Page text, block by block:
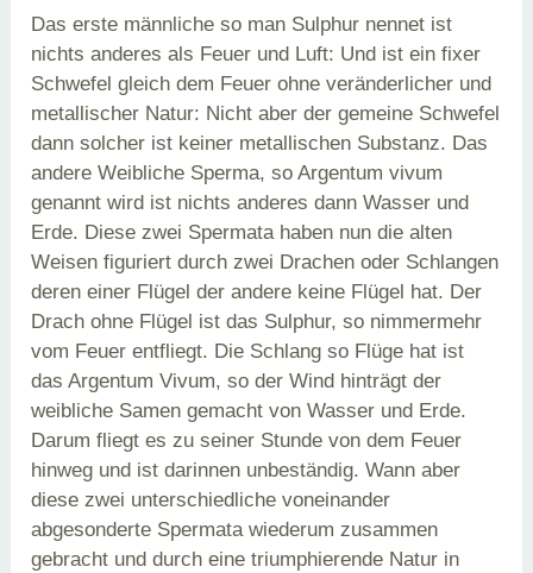
Das erste männliche so man Sulphur nennet ist
nichts anderes als Feuer und Luft: Und ist ein fixer
Schwefel gleich dem Feuer ohne veränderlicher und
metallischer Natur: Nicht aber der gemeine Schwefel
dann solcher ist keiner metallischen Substanz. Das
andere Weibliche Sperma, so Argentum vivum
genannt wird ist nichts anderes dann Wasser und
Erde. Diese zwei Spermata haben nun die alten
Weisen figuriert durch zwei Drachen oder Schlangen
deren einer Flügel der andere keine Flügel hat. Der
Drach ohne Flügel ist das Sulphur, so nimmermehr
vom Feuer entfliegt. Die Schlang so Flüge hat ist
das Argentum Vivum, so der Wind hinträgt der
weibliche Samen gemacht von Wasser und Erde.
Darum fliegt es zu seiner Stunde von dem Feuer
hinweg und ist darinnen unbeständig. Wann aber
diese zwei unterschiedliche voneinander
abgesonderte Spermata wiederum zusammen
gebracht und durch eine triumphierende Natur in